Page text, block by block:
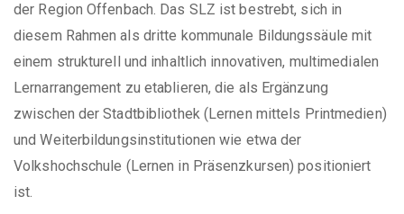
der Region Offenbach. Das SLZ ist bestrebt, sich in
diesem Rahmen als dritte kommunale Bildungssäule mit
einem strukturell und inhaltlich innovativen, multimedialen
Lernarrangement zu etablieren, die als Ergänzung
zwischen der Stadtbibliothek (Lernen mittels Printmedien)
und Weiterbildungsinstitutionen wie etwa der
Volkshochschule (Lernen in Präsenzkursen) positioniert
ist.